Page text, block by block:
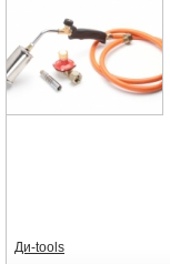
Ди-tools